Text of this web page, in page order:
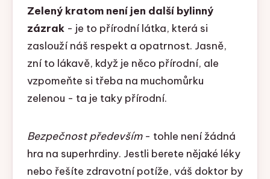
Zelený kratom není jen další bylinný
zázrak- je to přírodní látka, která si
zaslouží náš respekt a opatrnost. Jasně,
zní to lákavě, když je něco přírodní, ale
vzpomeňte si třeba na muchomůrku
zelenou - ta je taky přírodní.
Bezpečnost především- tohle není žádná
hra na superhrdiny. Jestli berete nějaké léky
nebo řešíte zdravotní potíže, váš doktor by